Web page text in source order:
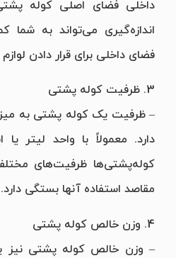
داخلی فضای اصلی کوله
اندازه‌گیری می‌تواند به شما
فضای داخلی برای قرار دادن
3. ظرفیت کوله پشتی
– ظرفیت یک کوله پشتی به
دارد. معمولاً با واحد لیتر یا
کوله‌پشتی‌ها ظرفیت‌های
مقاصد استفاده آنها بستگی دارد.
4. وزن خالص کوله پشتی
– وزن خالص کوله پشتی نیز